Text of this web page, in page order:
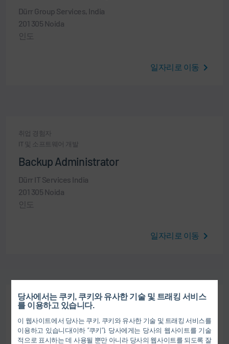
당사에서는 쿠키, 쿠키와 유사한 기술 및 트래킹 서비스
를 이용하고 있습니다.
이 웹사이트에서 당사는 쿠키, 쿠키와 유사한 기술 및 트래킹 서비스를
이용하고 있습니다(이하 “쿠키”). 당사에게는 당사의 웹사이트를 기술
적으로 표시하는 데 사용될 뿐만 아니라 당사의 웹사이트를 되도록 잘
Dürr Group Services, India
201 305 Noida
인도
일자리로 이동
취업 경험자
IT 및 소프트웨어 개발
Backup Administrator
Dürr IT Services India
201 305 Noida
인도
일자리로 이동
취업 경험자
IT 및 소프트웨어 개발
IT Project Manager